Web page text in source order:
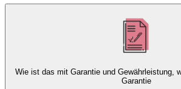
Wie ist das mit Garantie und Gewährleistung,
Garantie